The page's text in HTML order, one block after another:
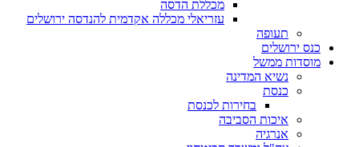
מכללת הדסה
עזריאלי מכללה אקדמית להנדסה ירושלים
תעופה
כנס ירושלים
מוסדות ממשל
נשיא המדינה
כנסת
בחירות לכנסת
איכות הסביבה
אנרגיה